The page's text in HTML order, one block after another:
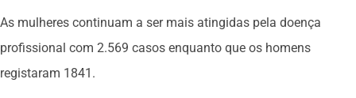
As mulheres continuam a ser mais atingidas pela doença
profissional com 2.569 casos enquanto que os homens
registaram 1841.